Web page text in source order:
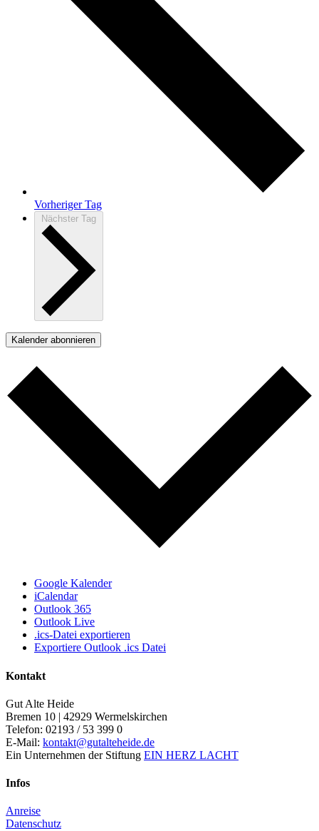
Vorheriger Tag
Nächster Tag
Kalender abonnieren
Google Kalender
iCalendar
Outlook 365
Outlook Live
.ics-Datei exportieren
Exportiere Outlook .ics Datei
Kontakt
Gut Alte Heide
Bremen 10 | 42929 Wermelskirchen
Telefon: 02193 / 53 399 0
E-Mail: kontakt@gutalteheide.de
Ein Unternehmen der Stiftung EIN HERZ LACHT
Infos
Anreise
Datenschutz